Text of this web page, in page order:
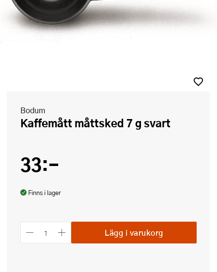
Bodum
Kaffemått måttsked 7 g svart
33:-
Finns i lager
Lägg i varukorg